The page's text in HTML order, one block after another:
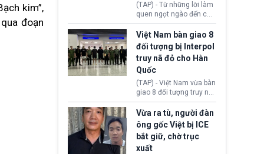
kim”,
đoạn
(TAP) - Từ những lời làm
quen ngọt ngào đến các
“sàn vàng ảo”, bất động
sản trực tuyến cùng
đường dây đánh bạc quy
mô lớn, hai tổ chức tội
phạm xuyên quốc gia đã
dựng lên mạng lưới hoạt
động tại Việt Nam và
Lào, lôi kéo hàng nghìn
người tham gia, luân
chuyển dòng tiền qua
nhiều lớp tài khoản. Sau
hơn 2 tuần phối hợp truy
xét, lực lượng chức năng
hai nước đã bắt giữ 171
Việt Nam bàn giao 8
đối tượng bị Interpol
truy nã đỏ cho Hàn
Quốc
(TAP) - Việt Nam vừa bàn
giao 8 đối tượng truy nã
đỏ Interpol cho lực lượng
chức năng Hàn Quốc.
Nhóm này bị xác định
lừa đảo 619 nạn nhân,
chiếm đoạt hơn 17,7 tỷ
KRW.
Vừa ra tù, người đàn
ông gốc Việt bị ICE
bắt giữ, chờ trục
xuất